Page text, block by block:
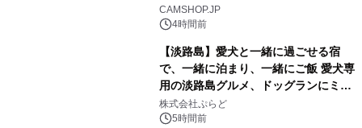
CAMSHOP.JP
4時間前
【淡路島】愛犬と一緒に過ごせる宿
で、一緒に泊まり、一緒にご飯 愛犬専
用の淡路島グルメ、ドッグランにミニ
プール グランピングとトレーラーハウ
スの2施設で
株式会社ぷらど
5時間前